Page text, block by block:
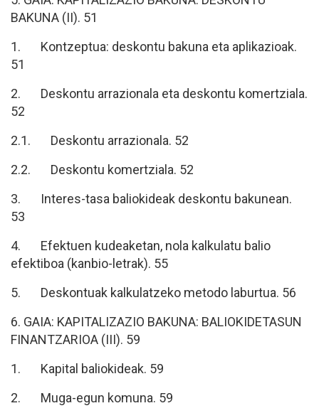
BAKUNA (II). 51
1. Kontzeptua: deskontu bakuna eta aplikazioak.
51
2. Deskontu arrazionala eta deskontu komertziala.
52
2.1. Deskontu arrazionala. 52
2.2. Deskontu komertziala. 52
3. Interes-tasa baliokideak deskontu bakunean.
53
4. Efektuen kudeaketan, nola kalkulatu balio
efektiboa (kanbio-letrak). 55
5. Deskontuak kalkulatzeko metodo laburtua. 56
6. GAIA: KAPITALIZAZIO BAKUNA: BALIOKIDETASUN
FINANTZARIOA (III). 59
1. Kapital baliokideak. 59
2. Muga-egun komuna. 59